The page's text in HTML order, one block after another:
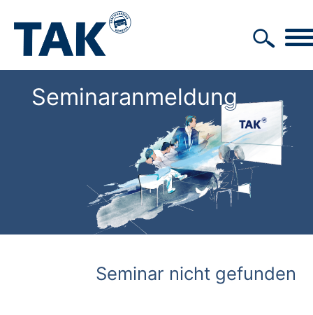
Seminaranmeldung
Seminar nicht gefunden